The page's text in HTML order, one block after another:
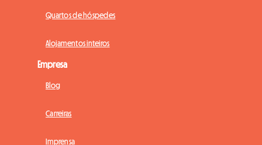
Quartos de hóspedes
Alojamentos inteiros
Empresa
Blog
Carreiras
Imprensa